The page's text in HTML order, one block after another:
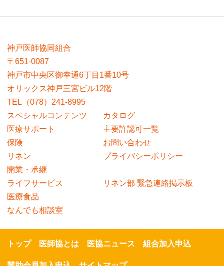
神戸医師協同組合
〒651-0087
神戸市中央区御幸通6丁目1番10号
オリックス神戸三宮ビル12階
TEL（078）241-8995
スペシャルコンテンツ
医療サポート
保険
リネン
開業・承継
ライフサービス
医療食品
なんでも相談室
カタログ
主要許認可一覧
お問い合わせ
プライバシーポリシー
リネン部 緊急連絡掲示板
トップ 医師協とは 医協ニュース 組合加入申込